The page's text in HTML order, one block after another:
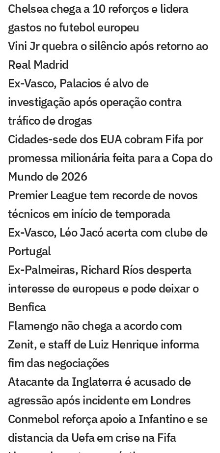
Chelsea chega a 10 reforços e lidera
gastos no futebol europeu
Vini Jr quebra o silêncio após retorno ao
Real Madrid
Ex-Vasco, Palacios é alvo de
investigação após operação contra
tráfico de drogas
Cidades-sede dos EUA cobram Fifa por
promessa milionária feita para a Copa do
Mundo de 2026
Premier League tem recorde de novos
técnicos em início de temporada
Ex-Vasco, Léo Jacó acerta com clube de
Portugal
Ex-Palmeiras, Richard Ríos desperta
interesse de europeus e pode deixar o
Benfica
Flamengo não chega a acordo com
Zenit, e staff de Luiz Henrique informa
fim das negociações
Atacante da Inglaterra é acusado de
agressão após incidente em Londres
Conmebol reforça apoio a Infantino e se
distancia da Uefa em crise na Fifa